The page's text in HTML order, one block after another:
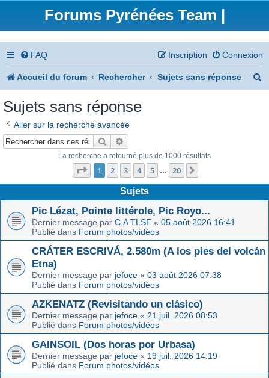
Forums Pyrénées Team |
FAQ Connexion
Inscription
Accueil du forum Rechercher Sujets sans réponse
Sujets sans réponse
Aller sur la recherche avancée
Rechercher
La recherche a retourné plus de 1000 résultats
Page 1sur20
1 2 3 4 5 … 20
Sujets
Pic Lézat, Pointe littérole, Pic Royo...
Dernier message par C.A TLSE « 05 août 2026 16:41
Publié dans Forum photos/vidéos
CRÁTER ESCRIVÁ, 2.580m (A los pies del volcán
Etna)
Dernier message par jefoce « 03 août 2026 07:38
Publié dans Forum photos/vidéos
AZKENATZ (Revisitando un clásico)
Dernier message par jefoce « 21 juil. 2026 08:53
Publié dans Forum photos/vidéos
GAINSOIL (Dos horas por Urbasa)
Dernier message par jefoce « 19 juil. 2026 14:19
Publié dans Forum photos/vidéos